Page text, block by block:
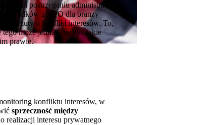
i postrzeganiu administracji
środków z KPO dla branży
zarzuty o konflikt interesów. To,
może jednak nie być takie
prawie.
konfliktu interesów, w
sprzeczność między
realizacji interesu prywatnego